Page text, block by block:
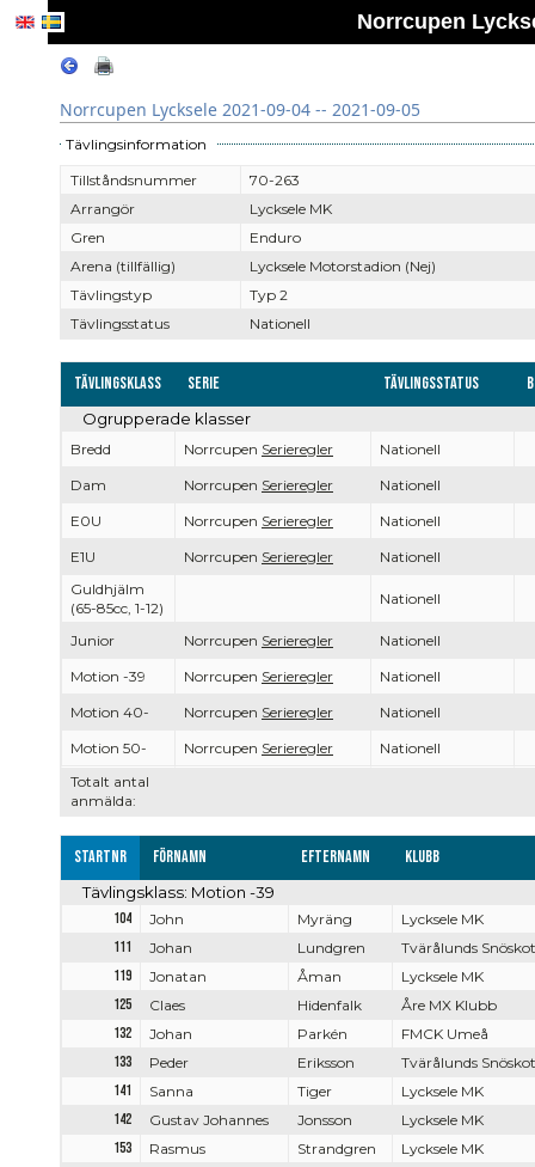
Norrcupen
Norrcupen Lycksele 2021-09-04 -- 2021-09-05
Tävlingsinformation
Tillståndsnummer
70-263
Arrangör
Lycksele MK
Gren
Enduro
Arena (tillfällig)
Lycksele Motorstadion (Nej)
Tävlingstyp
Typ 2
Tävlingsstatus
Nationell
Tävlingsklass Serie Tävlingsstatus
Totalt antal
anmälda:
Ogrupperade klasser
Bredd Norrcupen Serieregler
Nationell
Dam
Norrcupen Serieregler
Nationell
E0U
Norrcupen Serieregler
Nationell
E1U
Norrcupen Serieregler
Nationell
Guldhjälm
(65-85cc, 1-12)
Nationell
Junior Norrcupen Serieregler
Nationell
Motion -39
Norrcupen Serieregler
Nationell
Motion 40-
Norrcupen Serieregler
Nationell
Motion 50-
Norrcupen Serieregler Nationell
Startnr Förnamn Efternamn Klubb
Tävlingsklass: Motion -39
104 John Myräng
Lycksele MK
111
Johan Lundgren
Tvärålunds
119
Jonatan Åman
Lycksele MK
125
Claes Hidenfalk
Åre MX Klubb
132
Johan Parkén
FMCK Umeå
133
Peder Eriksson
Tvärålunds
141
Sanna Tiger
Lycksele MK
142
Gustav Johannes Jonsson
Lycksele MK
153
Rasmus Strandgren
Lycksele MK